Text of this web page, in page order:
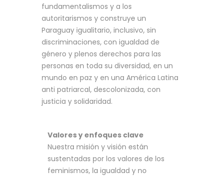
fundamentalismos y a los
autoritarismos y construye un
Paraguay igualitario, inclusivo, sin
discriminaciones, con igualdad de
género y plenos derechos para las
personas en toda su diversidad, en un
mundo en paz y en una América Latina
anti patriarcal, descolonizada, con
justicia y solidaridad.
Valores y enfoques clave
Nuestra misión y visión están
sustentadas por los valores de los
feminismos, la igualdad y no